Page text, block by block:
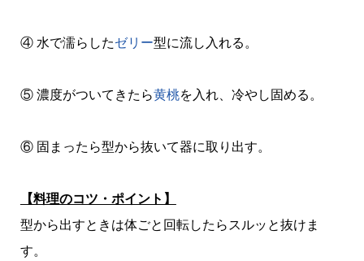
④ 水で濡らしたゼリー型に流し入れる。
⑤ 濃度がついてきたら黄桃を入れ、冷やし固める。
⑥ 固まったら型から抜いて器に取り出す。
【料理のコツ・ポイント】
型から出すときは体ごと回転したらスルッと抜けま
す。